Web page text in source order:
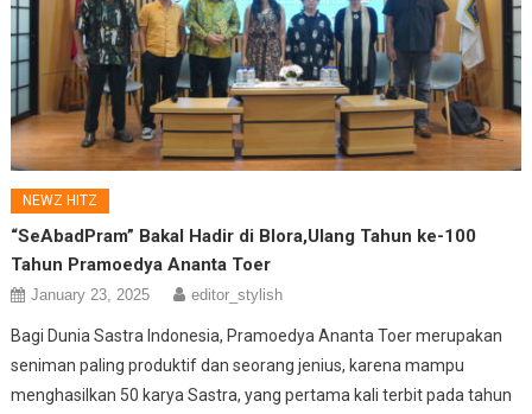
NEWZ HITZ
“SeAbadPram” Bakal Hadir di Blora,Ulang Tahun ke-100
Tahun Pramoedya Ananta Toer
January 23, 2025 editor_stylish
Bagi Dunia Sastra Indonesia, Pramoedya Ananta Toer merupakan
seniman paling produktif dan seorang jenius, karena mampu
menghasilkan 50 karya Sastra, yang pertama kali terbit pada tahun